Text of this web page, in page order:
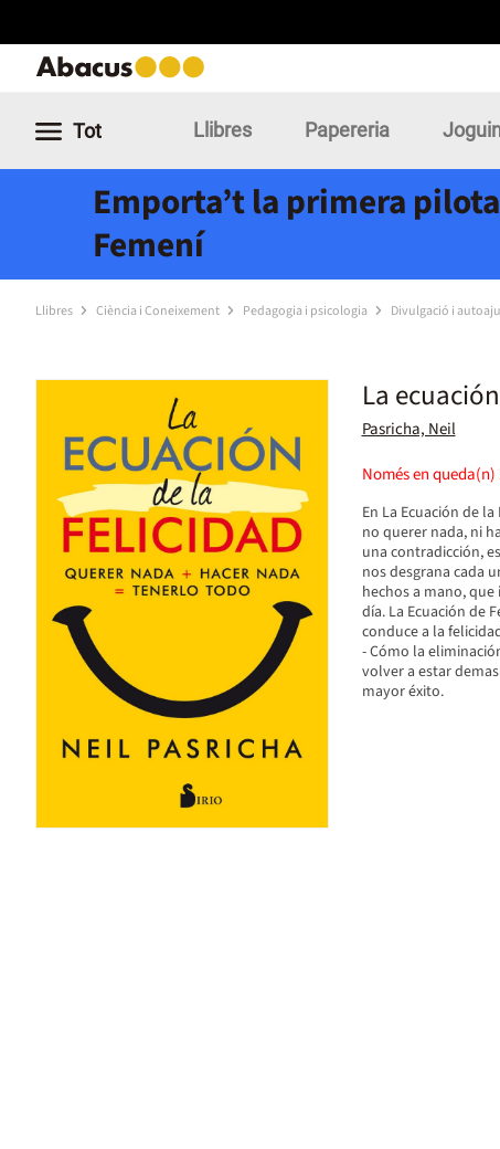
Tot Llibres Papereria
Emporta’t la primera
Femení
Llibres Ciència i Coneixement Pedagogia i psicologia Divulgació i
La
Pasricha, Neil
Només en queda(n)
En La Ecuación de
no querer nada, ni
una contradicción,
nos desgrana cada
hechos a mano,
día. La Ecuación de
conduce a la
- Cómo la
volver a estar
mayor éxito.